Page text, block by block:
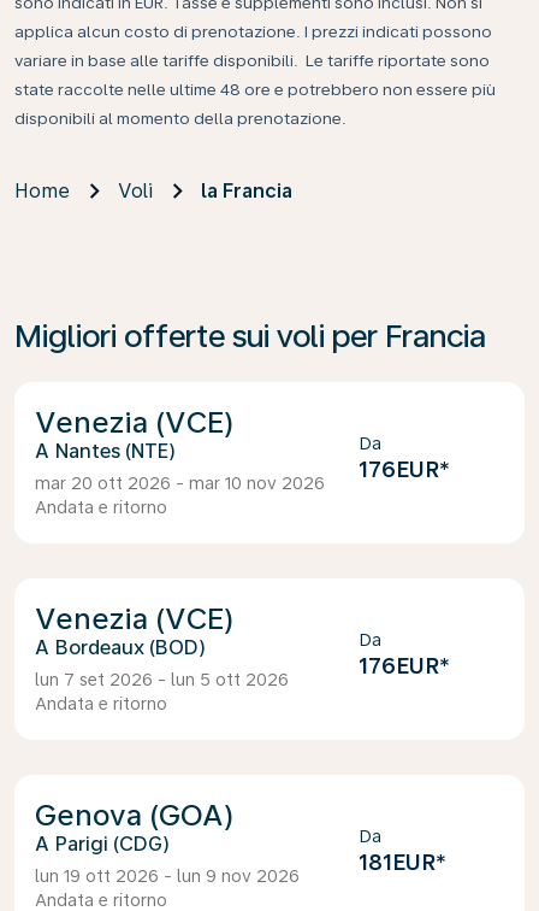
applica alcun costo di prenotazione. I prezzi indicati possono
variare in base alle tariffe disponibili. Le tariffe riportate sono
state raccolte nelle ultime 48 ore e potrebbero non essere più
disponibili al momento della prenotazione.
Home Voli la Francia
Migliori offerte sui voli per Francia
Venezia (VCE)
Nantes (NTE)
mar 20 ott 2026 - mar 10 nov 2026
Andata e ritorno
Da
176EUR*
Venezia (VCE)
Bordeaux (BOD)
lun 7 set 2026 - lun 5 ott 2026
Andata e ritorno
Da
176EUR*
Genova (GOA)
Parigi (CDG)
lun 19 ott 2026 - lun 9 nov 2026
Andata e ritorno
Da
181EUR*